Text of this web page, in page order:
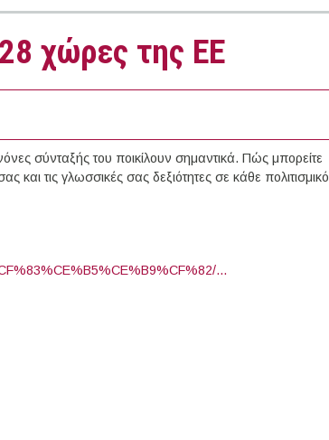
χώρες της ΕΕ
σύνταξής του ποικίλουν σημαντικά. Πώς μπορείτε
και τις γλωσσικές σας δεξιότητες σε κάθε πολιτισμικό
...